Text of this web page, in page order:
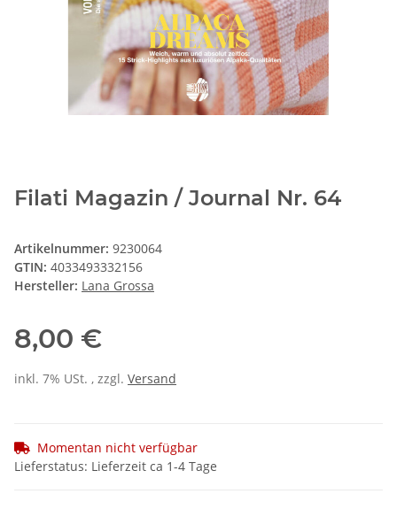
Filati Magazin / Journal Nr. 64
Artikelnummer: 9230064
GTIN: 4033493332156
Hersteller: Lana Grossa
8,00 €
inkl. 7% USt. , zzgl. Versand
Momentan nicht verfügbar
Lieferstatus: Lieferzeit ca 1-4 Tage